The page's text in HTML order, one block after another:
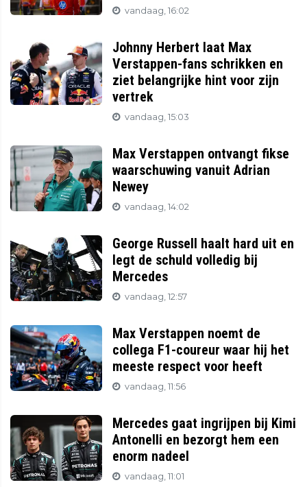
vandaag, 16:02
Johnny Herbert laat Max
Verstappen-fans schrikken en
ziet belangrijke hint voor zijn
vertrek
vandaag, 15:03
Max Verstappen ontvangt fikse
waarschuwing vanuit Adrian
Newey
vandaag, 14:02
George Russell haalt hard uit en
legt de schuld volledig bij
Mercedes
vandaag, 12:57
Max Verstappen noemt de
collega F1-coureur waar hij het
meeste respect voor heeft
vandaag, 11:56
Mercedes gaat ingrijpen bij Kimi
Antonelli en bezorgt hem een
enorm nadeel
vandaag, 11:01